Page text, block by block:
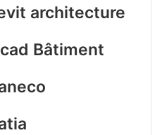
architecture
Bâtiment